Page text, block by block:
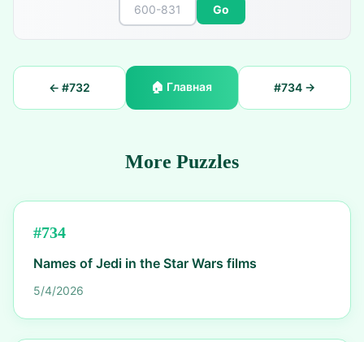
Go
← #732 🏠 Главная #734→
More Puzzles
#734
Names of Jedi in the Star Wars films
5/4/2026